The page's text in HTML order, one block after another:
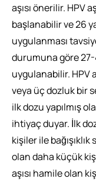
aşısı önerilir. HPV
başlanabilir ve 26
uygulanması
durumuna göre
uygulanabilir. HPV
veya üç dozluk bir
ilk dozu yapılmış
ihtiyaç duyar. İlk
kişiler ile
olan daha küçük
aşısı hamile olan